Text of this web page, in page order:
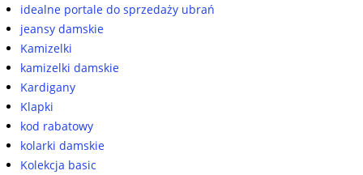
idealne portale do sprzedaży ubrań
jeansy damskie
Kamizelki
kamizelki damskie
Kardigany
Klapki
kod rabatowy
kolarki damskie
Kolekcja basic